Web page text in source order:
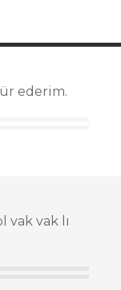
ederim.
vak vak lı